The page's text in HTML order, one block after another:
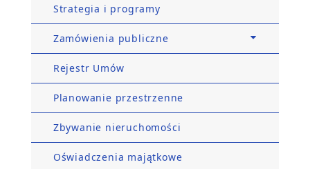
Strategia i programy
Zamówienia publiczne
Rejestr Umów
Planowanie przestrzenne
Zbywanie nieruchomości
Oświadczenia majątkowe